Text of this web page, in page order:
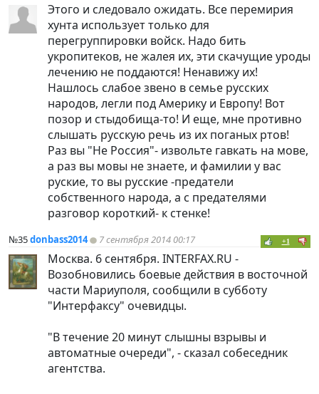
Этого и следовало ожидать. Все перемирия
хунта использует только для
перегруппировки войск. Надо бить
укропитеков, не жалея их, эти скачущие уроды
лечению не поддаются! Ненавижу их!
Нашлось слабое звено в семье русских
народов, легли под Америку и Европу! Вот
позор и стыдобища-то! И еще, мне противно
слышать русскую речь из их поганых ртов!
Раз вы "Не Россия"- извольте гавкать на мове,
а раз вы мовы не знаете, и фамилии у вас
руские, то вы русские -предатели
собственного народа, а с предателями
разговор короткий- к стенке!
№35donbass2014 7 сентября 2014 00:17 +1
Москва. 6 сентября. INTERFAX.RU -
Возобновились боевые действия в восточной
части Мариуполя, сообщили в субботу
"Интерфаксу" очевидцы.
"В течение 20 минут слышны взрывы и
автоматные очереди", - сказал собеседник
агентства.